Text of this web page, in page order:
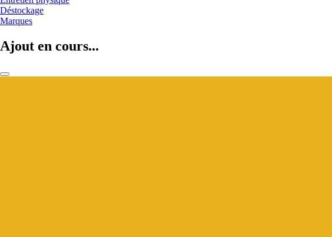
Déstockage
Marques
Ajout en cours...